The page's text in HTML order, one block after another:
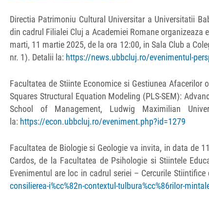
Directia Patrimoniu Cultural Universitar a Universitatii
din cadrul Filialei Cluj a Academiei Romane organizeaza
marti, 11 martie 2025, de la ora 12:00, in Sala Club a
nr. 1). Detalii la: https://news.ubbcluj.ro/evenimentul-
Facultatea de Stiinte Economice si Gestiunea
Squares Structural Equation Modeling (PLS-SEM):
School of Management, Ludwig Maximilian
la: https://econ.ubbcluj.ro/eveniment.php?id=1279
Facultatea de Biologie si Geologie va invita, in data de
Cardos, de la Facultatea de Psihologie si Stiintele
Evenimentul are loc in cadrul seriei – Cercurile
consilierea-i%cc%82n-contextul-tulbura%cc%86rilor-